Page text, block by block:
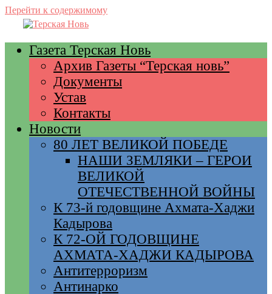
Перейти к содержимому
Газета Терская Новь
Архив Газеты “Терская новь”
Документы
Устав
Контакты
Новости
80 ЛЕТ ВЕЛИКОЙ ПОБЕДЕ
НАШИ ЗЕМЛЯКИ – ГЕРОИ
ВЕЛИКОЙ
ОТЕЧЕСТВЕННОЙ ВОЙНЫ
К 73-й годовщине Ахмата-Хаджи
Кадырова
К 72-ОЙ ГОДОВЩИНЕ
АХМАТА-ХАДЖИ КАДЫРОВА
Антитерроризм
Антинарко